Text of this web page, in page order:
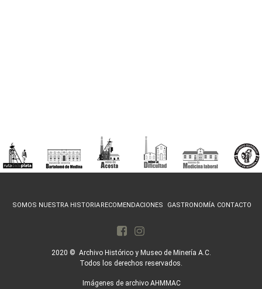
SOMOS NUESTRA HISTORIARECOMENDACIONES GASTRONOMÍA CONTACTO
2020 © Archivo Histórico y Museo de Minería A.C.
Todos los derechos reservados.
Imágenes de archivo AHMMAC